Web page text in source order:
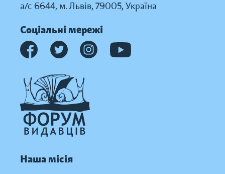
а/с 6644, м. Львів, 79005, Україна
Соціальні мережі
Наша місія